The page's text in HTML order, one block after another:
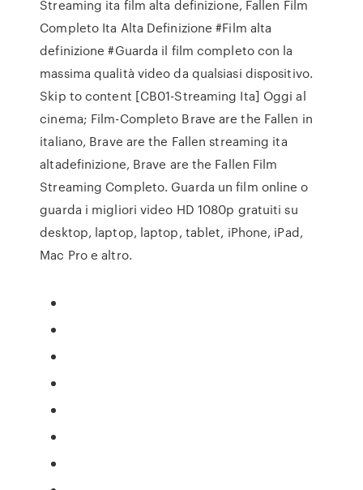
Streaming ita film alta definizione, Fallen Film
Completo Ita Alta Definizione #Film alta
definizione #Guarda il film completo con la
massima qualità video da qualsiasi dispositivo.
Skip to content [CB01-Streaming Ita] Oggi al
cinema; Film-Completo Brave are the Fallen in
italiano, Brave are the Fallen streaming ita
altadefinizione, Brave are the Fallen Film
Streaming Completo. Guarda un film online o
guarda i migliori video HD 1080p gratuiti su
desktop, laptop, laptop, tablet, iPhone, iPad,
Mac Pro e altro.